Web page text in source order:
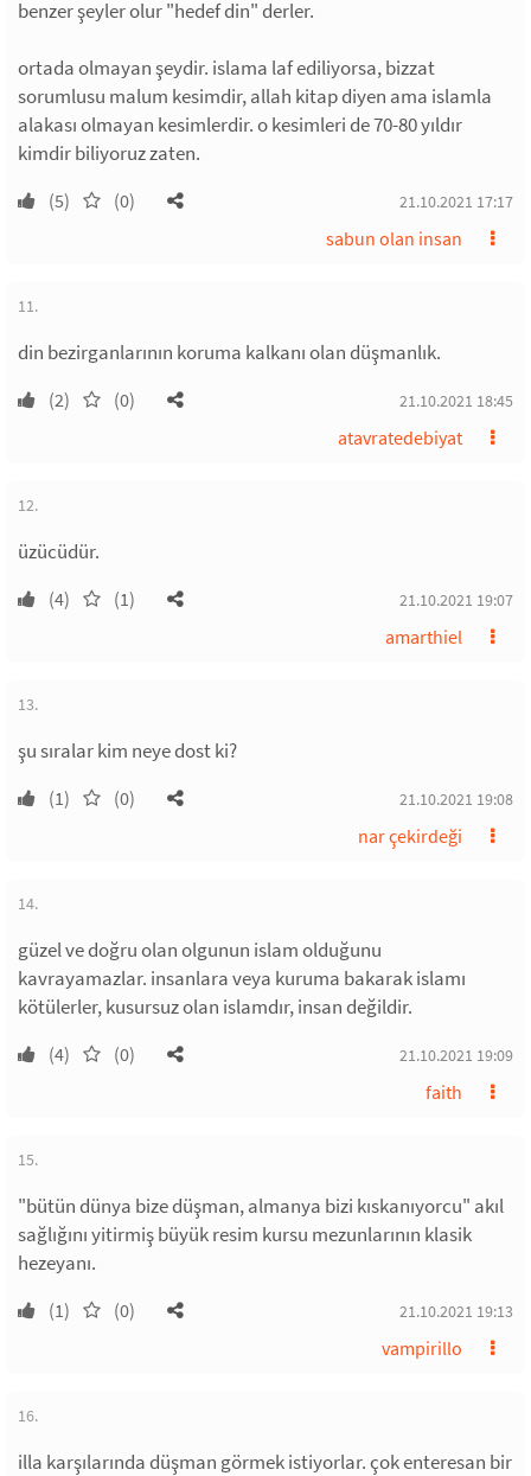
benzer şeyler olur "hedef din" derler.
ortada olmayan şeydir. islama laf ediliyorsa, bizzat
sorumlusu malum kesimdir, allah kitap diyen ama islamla
alakası olmayan kesimlerdir. o kesimleri de 70-80 yıldır
kimdir biliyoruz zaten.
(5) (0) 21.10.2021 17:17
sabun olan insan
11.
din bezirganlarının koruma kalkanı olan düşmanlık.
(2) (0) 21.10.2021 18:45
atavratedebiyat
12.
üzücüdür.
(4) (1) 21.10.2021 19:07
amarthiel
13.
şu sıralar kim neye dost ki?
(1) (0) 21.10.2021 19:08
nar çekirdeği
14.
güzel ve doğru olan olgunun islam olduğunu
kavrayamazlar. insanlara veya kuruma bakarak islamı
kötülerler, kusursuz olan islamdır, insan değildir.
(4) (0) 21.10.2021 19:09
faith
15.
"bütün dünya bize düşman, almanya bizi kıskanıyorcu" akıl
sağlığını yitirmiş büyük resim kursu mezunlarının klasik
hezeyanı.
(1) (0) 21.10.2021 19:13
vampirillo
16.
illa karşılarında düşman görmek istiyorlar. çok enteresan bir